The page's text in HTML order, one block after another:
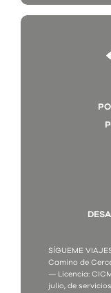
SÍGUEME
Camino de
— Licencia:
julio, de